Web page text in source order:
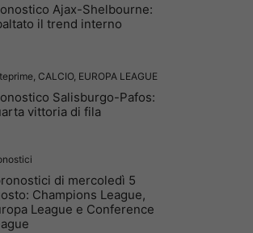
Ajax-Shelbourne:
il trend interno
, CALCIO, EUROPA LEAGUE
Salisburgo-Pafos:
vittoria di fila
di mercoledì 5
Champions League,
League e Conference